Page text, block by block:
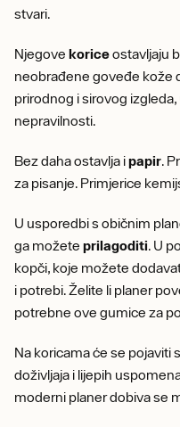
stvari.
Njegove koriceostavljaju
neobrađene goveđe kože
prirodnog i sirovog
nepravilnosti.
Bez daha ostavlja ipapir .
za pisanje. Primjerice
U usporedbi s običnim
ga možete prilagoditi . U
kopči, koje možete
i potrebi. Želite li planer
potrebne ove gumice za
Na koricama će se pojaviti
doživljaja i lijepih
moderni planer dobiva se